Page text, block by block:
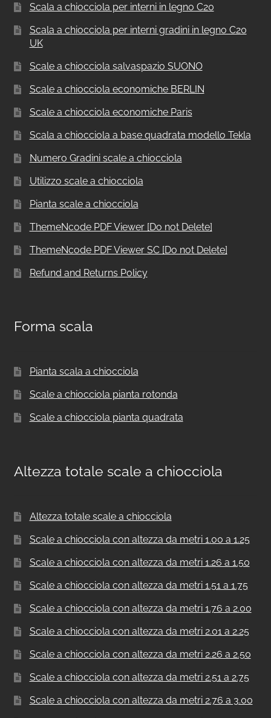
Scala a chiocciola per interni in legno C20
Scala a chiocciola per interni gradini in legno C20
UK
Scale a chiocciola salvaspazio SUONO
Scale a chiocciola economiche BERLIN
Scale a chiocciola economiche Paris
Scala a chiocciola a base quadrata modello Tekla
Numero Gradini scale a chiocciola
Utilizzo scale a chiocciola
Pianta scale a chiocciola
ThemeNcode PDF Viewer [Do not Delete]
ThemeNcode PDF Viewer SC [Do not Delete]
Refund and Returns Policy
Forma scala
Pianta scala a chiocciola
Scale a chiocciola pianta rotonda
Scale a chiocciola pianta quadrata
Altezza totale scale a chiocciola
Altezza totale scale a chiocciola
Scale a chiocciola con altezza da metri 1.00 a 1.25
Scale a chiocciola con altezza da metri 1.26 a 1.50
Scale a chiocciola con altezza da metri 1.51 a 1.75
Scale a chiocciola con altezza da metri 1.76 a 2.00
Scale a chiocciola con altezza da metri 2.01 a 2.25
Scale a chiocciola con altezza da metri 2.26 a 2.50
Scale a chiocciola con altezza da metri 2.51 a 2.75
Scale a chiocciola con altezza da metri 2.76 a 3.00